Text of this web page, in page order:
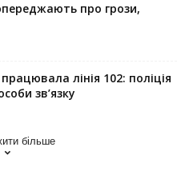
про грози,
лінія 102: поліція
зв’язку
більше